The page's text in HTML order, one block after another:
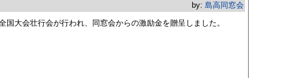
by: 島高同窓会
大会壮行会が行われ、同窓会からの激励金を贈呈しました。